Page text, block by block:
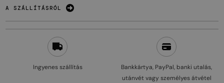
Ingyenes szállítás
Bankkártya, PayPal, banki utalás,
utánvét vagy személyes átvétel
A SZÁLLÍTÁSRÓL